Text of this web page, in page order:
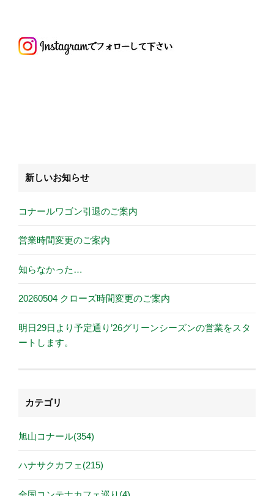
新しいお知らせ
コナールワゴン引退のご案内
営業時間変更のご案内
知らなかった…
20260504 クローズ時間変更のご案内
明日29日より予定通り’26グリーンシーズンの営業をスタ
ートします。
カテゴリ
旭山コナール(354)
ハナサクカフェ(215)